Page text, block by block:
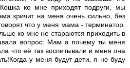
ко мне приходят подруги, мы
кричит на меня очень сильно, без
что у меня мама - терминатор.
ко мне не стараются приходить в
вопрос: Мам а почему ты меня
что её так воспитывали и меня она
у меня будут дети, я не буду